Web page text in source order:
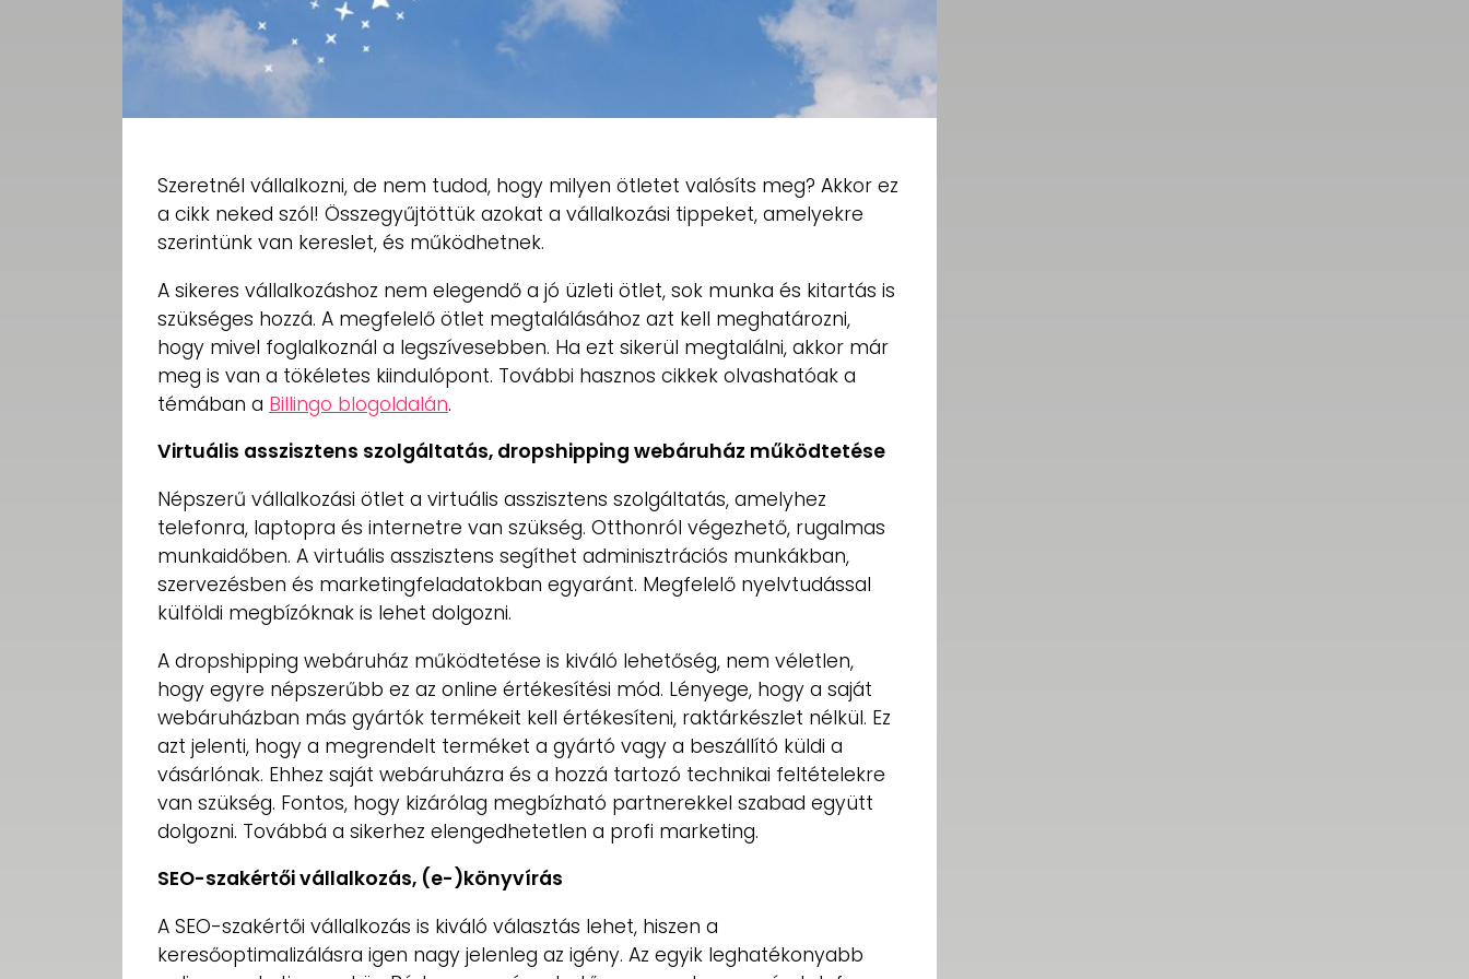
Szeretnél vállalkozni, de nem tudod, hogy milyen ötletet valósíts meg? Akkor ez
a cikk neked szól! Összegyűjtöttük azokat a vállalkozási tippeket, amelyekre
szerintünk van kereslet, és működhetnek.
A sikeres vállalkozáshoz nem elegendő a jó üzleti ötlet, sok munka és kitartás is
szükséges hozzá. A megfelelő ötlet megtalálásához azt kell meghatározni,
hogy mivel foglalkoznál a legszívesebben. Ha ezt sikerül megtalálni, akkor már
meg is van a tökéletes kiindulópont. További hasznos cikkek olvashatóak a
témában a Billingo blogoldalán.
Virtuális asszisztens szolgáltatás, dropshipping webáruház működtetése
Népszerű vállalkozási ötlet a virtuális asszisztens szolgáltatás, amelyhez
telefonra, laptopra és internetre van szükség. Otthonról végezhető, rugalmas
munkaidőben. A virtuális asszisztens segíthet adminisztrációs munkákban,
szervezésben és marketingfeladatokban egyaránt. Megfelelő nyelvtudással
külföldi megbízóknak is lehet dolgozni.
A dropshipping webáruház működtetése is kiváló lehetőség, nem véletlen,
hogy egyre népszerűbb ez az online értékesítési mód. Lényege, hogy a saját
webáruházban más gyártók termékeit kell értékesíteni, raktárkészlet nélkül. Ez
azt jelenti, hogy a megrendelt terméket a gyártó vagy a beszállító küldi a
vásárlónak. Ehhez saját webáruházra és a hozzá tartozó technikai feltételekre
van szükség. Fontos, hogy kizárólag megbízható partnerekkel szabad együtt
dolgozni. Továbbá a sikerhez elengedhetetlen a profi marketing.
SEO-szakértői vállalkozás, (e-)könyvírás
A SEO-szakértői vállalkozás is kiváló választás lehet, hiszen a
keresőoptimalizálásra igen nagy jelenleg az igény. Az egyik leghatékonyabb